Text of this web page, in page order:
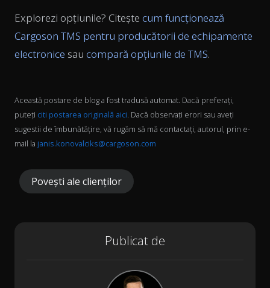
Explorezi opțiunile? Citește cum funcționează
Cargoson TMS pentru producătorii de echipamente
electronice sau compară opțiunile de TMS.
Această postare de blog a fost tradusă automat. Dacă preferați,
puteți citi postarea originală aici. Dacă observați erori sau aveți
sugestii de îmbunătățire, vă rugăm să mă contactați, autorul, prin e-
mail la janis.konovalciks@cargoson.com
Povești ale clienților
Publicat de